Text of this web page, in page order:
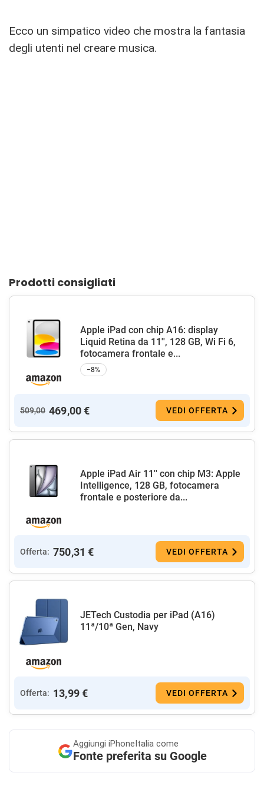
Ecco un simpatico video che mostra la fantasia
degli utenti nel creare musica.
Prodotti consigliati
Apple iPad con chip A16: display
Liquid Retina da 11'', 128 GB, Wi Fi 6,
fotocamera frontale e...
−8%
509,00 469,00 € VEDI OFFERTA
Apple iPad Air 11'' con chip M3: Apple
Intelligence, 128 GB, fotocamera
frontale e posteriore da...
Offerta: 750,31 € VEDI OFFERTA
JETech Custodia per iPad (A16)
11ª/10ª Gen, Navy
Offerta: 13,99 € VEDI OFFERTA
Aggiungi iPhoneItalia come
Fonte preferita su Google